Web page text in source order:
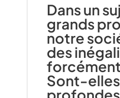
Dans un
grands
notre
des
Sont-